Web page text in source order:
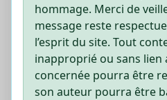
hommage. Merci de
message reste
l’esprit du site. Tout
inapproprié ou sans lien
concernée pourra être
son auteur pourra être